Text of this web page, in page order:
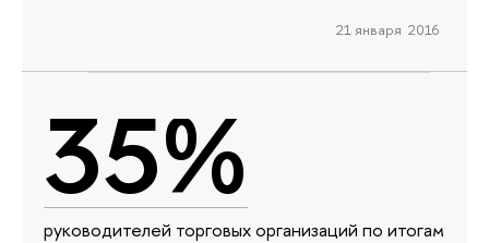
21 января 2016
35%
руководителей торговых организаций по итогам